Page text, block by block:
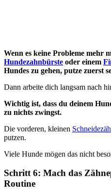
Wenn es keine Probleme mehr
Hundezahnbürste oder einem
Hundes zu gehen, putze zuerst
Dann arbeite dich langsam nach
Wichtig ist, dass du deinem
zu nichts zwingst.
Die vorderen, kleinen
putzen.
Viele Hunde mögen das nicht
Schritt 6: Mach das
Routine